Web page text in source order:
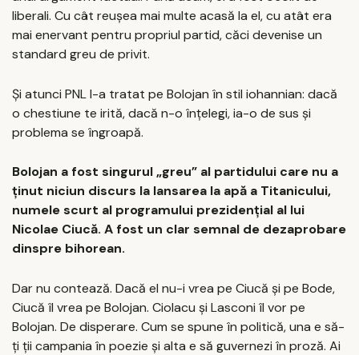
liberali. Cu cât reușea mai multe acasă la el, cu atât era
mai enervant pentru propriul partid, căci devenise un
standard greu de privit.
Și atunci PNL l-a tratat pe Bolojan în stil iohannian: dacă
o chestiune te irită, dacă n-o înțelegi, ia-o de sus și
problema se îngroapă.
Bolojan a fost singurul „greu” al partidului care nu a
ținut niciun discurs la lansarea la apă a Titanicului,
numele scurt al programului prezidențial al lui
Nicolae Ciucă. A fost un clar semnal de dezaprobare
dinspre bihorean.
Dar nu contează. Dacă el nu-i vrea pe Ciucă și pe Bode,
Ciucă îl vrea pe Bolojan. Ciolacu și Lasconi îl vor pe
Bolojan. De disperare. Cum se spune în politică, una e să-
ți ții campania în poezie și alta e să guvernezi în proză. Ai